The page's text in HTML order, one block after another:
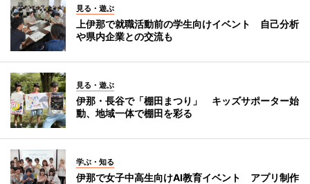
見る・遊ぶ
上伊那で就職活動前の学生向けイベント 自己分析
や県内企業との交流も
見る・遊ぶ
伊那・長谷で「棚田まつり」 キッズサポーター始
動、地域一体で棚田を彩る
学ぶ・知る
伊那で女子中高生向けAI教育イベント アプリ制作